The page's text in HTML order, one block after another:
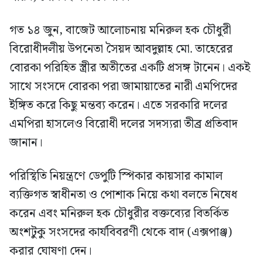
গত ১৪ জুন, বাজেট আলোচনায় মনিরুল হক চৌধুরী
বিরোধীদলীয় উপনেতা সৈয়দ আবদুল্লাহ মো. তাহেরের
বোরকা পরিহিত স্ত্রীর অতীতের একটি প্রসঙ্গ টানেন। একই
সাথে সংসদে বোরকা পরা জামায়াতের নারী এমপিদের
ইঙ্গিত করে কিছু মন্তব্য করেন। এতে সরকারি দলের
এমপিরা হাসলেও বিরোধী দলের সদস্যরা তীব্র প্রতিবাদ
জানান।
পরিস্থিতি নিয়ন্ত্রণে ডেপুটি স্পিকার কায়সার কামাল
ব্যক্তিগত স্বাধীনতা ও পোশাক নিয়ে কথা বলতে নিষেধ
করেন এবং মনিরুল হক চৌধুরীর বক্তব্যের বিতর্কিত
অংশটুকু সংসদের কার্যবিবরণী থেকে বাদ (এক্সপাঞ্জ)
করার ঘোষণা দেন।